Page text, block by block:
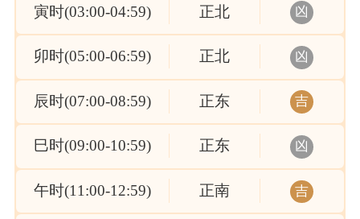
寅时(03:00-04:59) 正北 凶
卯时(05:00-06:59) 正北 凶
辰时(07:00-08:59) 正东 吉
巳时(09:00-10:59) 正东 凶
午时(11:00-12:59) 正南 吉